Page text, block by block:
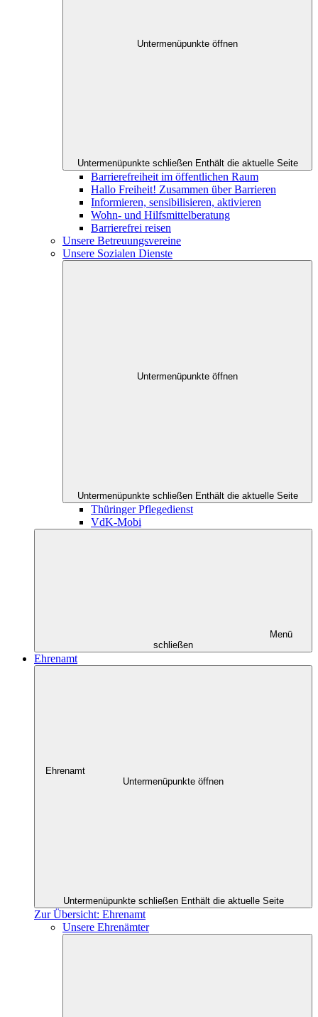
Untermenüpunkte öffnen
Untermenüpunkte schließen Enthält die aktuelle Seite
Barrierefreiheit im öffentlichen Raum
Hallo Freiheit! Zusammen über Barrieren
Informieren, sensibilisieren, aktivieren
Wohn- und Hilfsmittelberatung
Barrierefrei reisen
Unsere Betreuungsvereine
Unsere Sozialen Dienste
Untermenüpunkte öffnen
Untermenüpunkte schließen Enthält die aktuelle Seite
Thüringer Pflegedienst
VdK-Mobi
Menü
schließen
Ehrenamt
Ehrenamt
Untermenüpunkte öffnen
Untermenüpunkte schließen Enthält die aktuelle Seite
Zur Übersicht: Ehrenamt
Unsere Ehrenämter